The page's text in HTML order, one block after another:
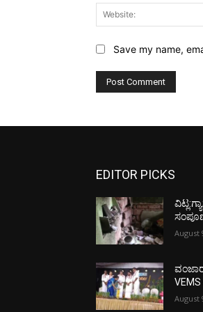
Save my name,
EDITOR PICKS
August
August